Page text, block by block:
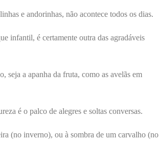
e andorinhas, não acontece todos os dias.
infantil, é certamente outra das agradáveis
seja a apanha da fruta, como as avelãs em
é o palco de alegres e soltas conversas.
(no inverno), ou à sombra de um carvalho (no